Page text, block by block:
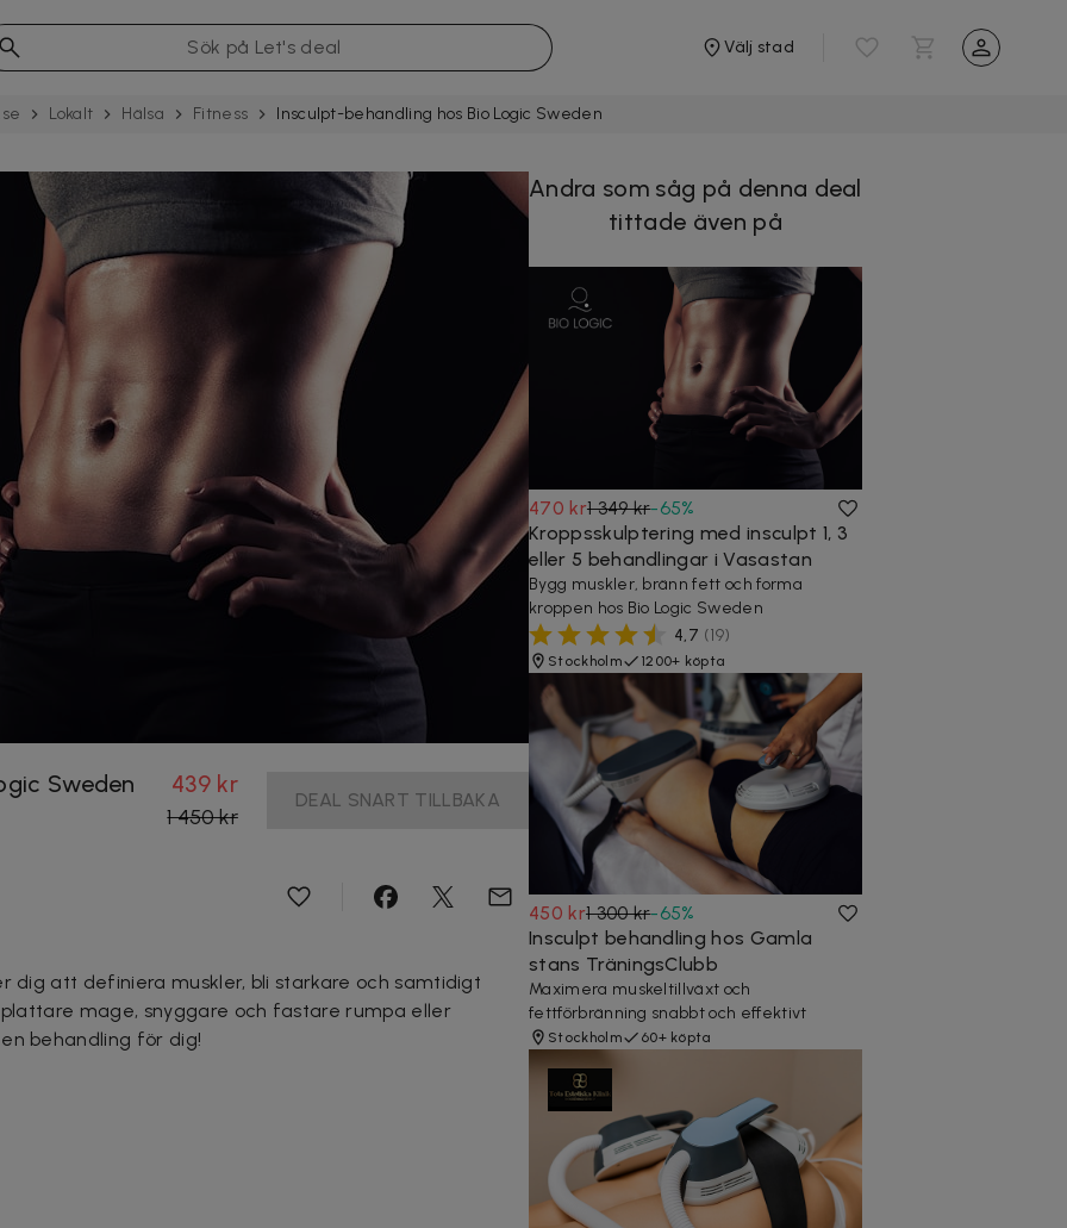
Välj stad
Lokalt Hälsa Fitness Insculpt-behandling hos Bio Logic Sweden
Sweden 439 kr
1 450 kr
DEAL SNART TILLBAKA
dig att definiera muskler, bli starkare och samtidigt
mage, snyggare och fastare rumpa eller
behandling för dig!
Andra som såg på denna deal
tittade även på
470 kr1 349 kr-65%
Kroppsskulptering med insculpt 1, 3
eller 5 behandlingar i Vasastan
Bygg muskler, bränn fett och forma
kroppen hos Bio Logic Sweden
4,7 (19)
Stockholm 1200+ köpta
450 kr1 300 kr-65%
Insculpt behandling hos Gamla
stans TräningsClubb
Maximera muskeltillväxt och
fettförbränning snabbt och effektivt
Stockholm 60+ köpta